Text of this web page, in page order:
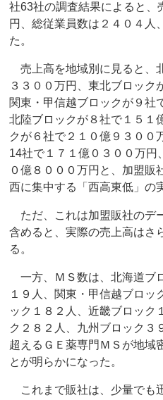
社63社の調査結果によると、
円、総従業員数は２４０４人
た。
売上高を地域別に見ると、
３３００万円、東北ブロック
関東・甲信越ブロックが９社
北陸ブロックが８社で１５１
クが６社で２１０億９３００
14社で１７１億０３００万円
０億８０００万円と、加盟販
西に集中する「西高東低」の
ただ、これは加盟販社のデ
含めると、実際の売上高はさ
る。
一方、ＭＳ数は、北海道ブ
１９人、関東・甲信越ブロッ
ック１８２人、近畿ブロック
ク２８２人、九州ブロック３
超えるＧＥ薬専門ＭＳが地域
とが明らかになった。
これまで販社は、少量でも